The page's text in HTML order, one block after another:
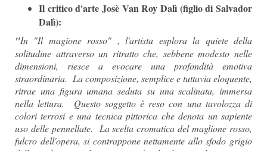
Il critico d'arte Josè Van Roy Dalì (figlio di Salvador
Dalì):
"In "Il magione rosso" , l'artista esplora la quiete della
solitudine attraverso un ritratto che, sebbene modesto nelle
dimensioni, riesce a evocare una profondità emotiva
straordinaria. La composizione, semplice e tuttavia eloquente,
ritrae una figura umana seduta su una scalinata, immersa
nella lettura. Questo soggetto è reso con una tavolozza di
colori terrosi e una tecnica pittorica che denota un sapiente
uso delle pennellate. La scelta cromatica del maglione rosso,
fulcro dell'opera, si contrappone nettamente allo sfodo grigio